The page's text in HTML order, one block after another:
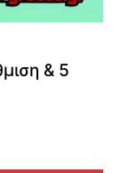
& 5